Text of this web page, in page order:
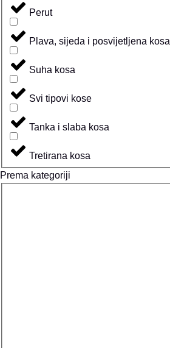
Perut
Plava, sijeda i posvijetljena kosa
Suha kosa
Svi tipovi kose
Tanka i slaba kosa
Tretirana kosa
Prema kategoriji